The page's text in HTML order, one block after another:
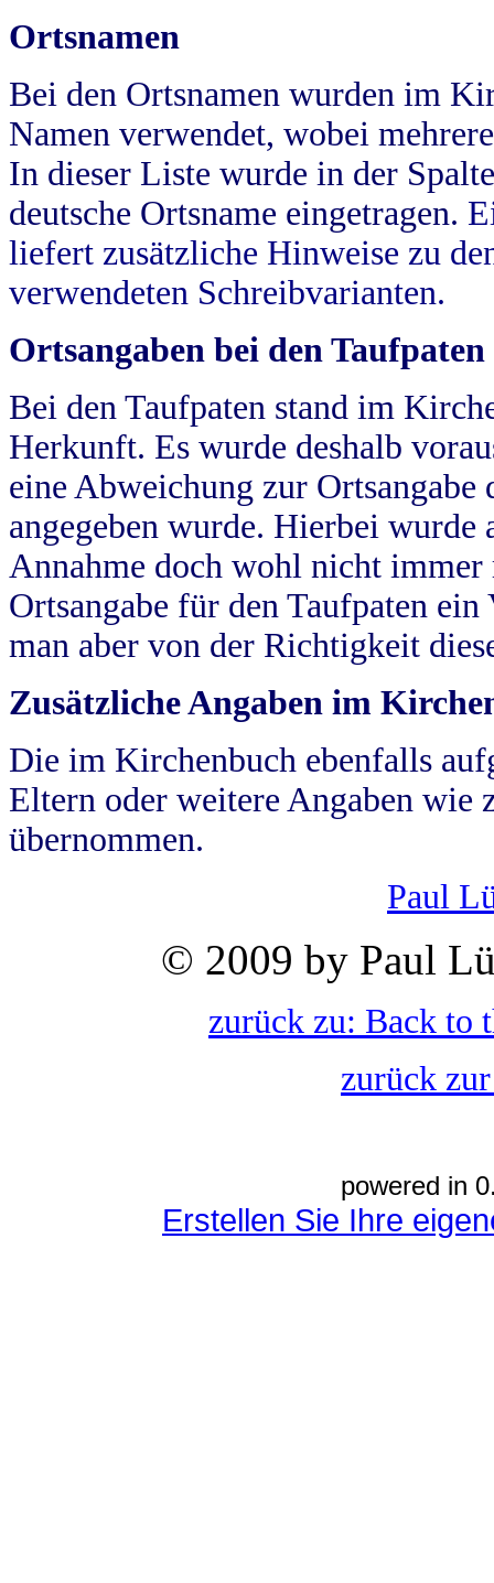
Ortsnamen
Bei den Ortsnamen wurden im
Namen verwendet, wobei
In dieser Liste wurde in der
deutsche Ortsname eingetragen.
liefert zusätzliche Hinweise zu
verwendeten Schreibvarianten.
Ortsangaben bei den Taufpaten
Bei den Taufpaten stand im
Herkunft. Es wurde deshalb
eine Abweichung zur
angegeben wurde. Hierbei wurde
Annahme doch wohl nicht
Ortsangabe für den Taufpaten
man aber von der Richtigkeit
Zusätzliche Angaben im
Die im Kirchenbuch ebenfalls
Eltern oder weitere Angaben wie
übernommen.
Paul
© 2009 by Paul
zurück zu: Back to
zurück
powered in
Erstellen Sie Ihre